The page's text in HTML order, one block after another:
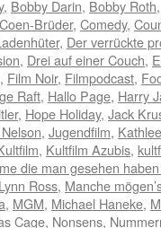
, Bobby Darin, Bobby Roth
Coen-Brüder, Comedy,
, Der verrückte
, Drei auf einer Couch,
, Film Noir, Filmpodcast,
Raft, Hallo Page, Harry
, Hope Holiday, Jack
, Jugendfilm,
, Kultfilm Azubis,
die man gesehen
Lynn Ross, Manche
, MGM, Michael Haneke,
Cage, Nonsens,